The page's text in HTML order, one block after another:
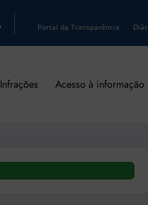
Portal da Transparência
Infrações Acesso à informação